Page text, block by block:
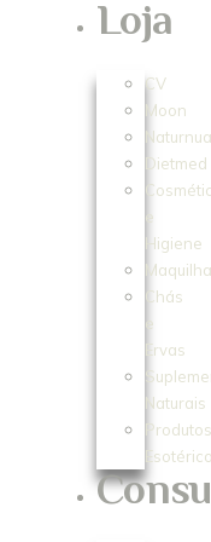
Loja
CV
Moon
Naturnua
Dietmed
e
Higiene
Chás
e
Ervas
Naturais
Produtos